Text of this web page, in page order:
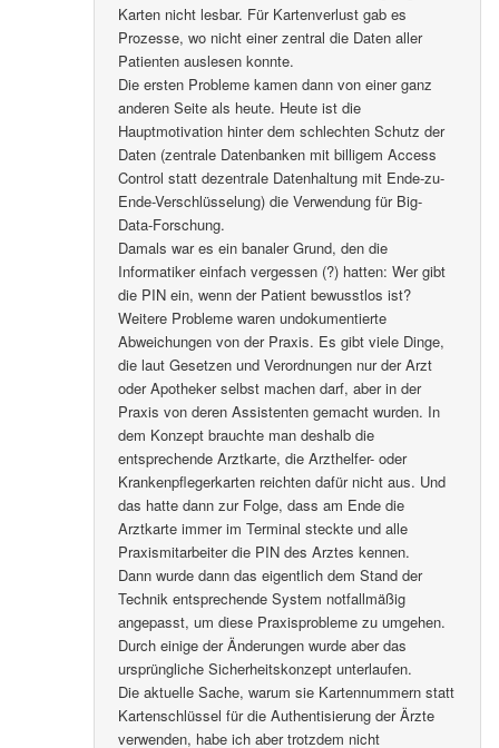
Karten nicht lesbar. Für Kartenverlust gab es
Prozesse, wo nicht einer zentral die Daten aller
Patienten auslesen konnte.
Die ersten Probleme kamen dann von einer ganz
anderen Seite als heute. Heute ist die
Hauptmotivation hinter dem schlechten Schutz der
Daten (zentrale Datenbanken mit billigem Access
Control statt dezentrale Datenhaltung mit Ende-zu-
Ende-Verschlüsselung) die Verwendung für Big-
Data-Forschung.
Damals war es ein banaler Grund, den die
Informatiker einfach vergessen (?) hatten: Wer gibt
die PIN ein, wenn der Patient bewusstlos ist?
Weitere Probleme waren undokumentierte
Abweichungen von der Praxis. Es gibt viele Dinge,
die laut Gesetzen und Verordnungen nur der Arzt
oder Apotheker selbst machen darf, aber in der
Praxis von deren Assistenten gemacht wurden. In
dem Konzept brauchte man deshalb die
entsprechende Arztkarte, die Arzthelfer- oder
Krankenpflegerkarten reichten dafür nicht aus. Und
das hatte dann zur Folge, dass am Ende die
Arztkarte immer im Terminal steckte und alle
Praxismitarbeiter die PIN des Arztes kennen.
Dann wurde dann das eigentlich dem Stand der
Technik entsprechende System notfallmäßig
angepasst, um diese Praxisprobleme zu umgehen.
Durch einige der Änderungen wurde aber das
ursprüngliche Sicherheitskonzept unterlaufen.
Die aktuelle Sache, warum sie Kartennummern statt
Kartenschlüssel für die Authentisierung der Ärzte
verwenden, habe ich aber trotzdem nicht